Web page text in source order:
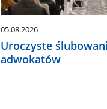
05.08.2026
Uroczyste
adwokatów